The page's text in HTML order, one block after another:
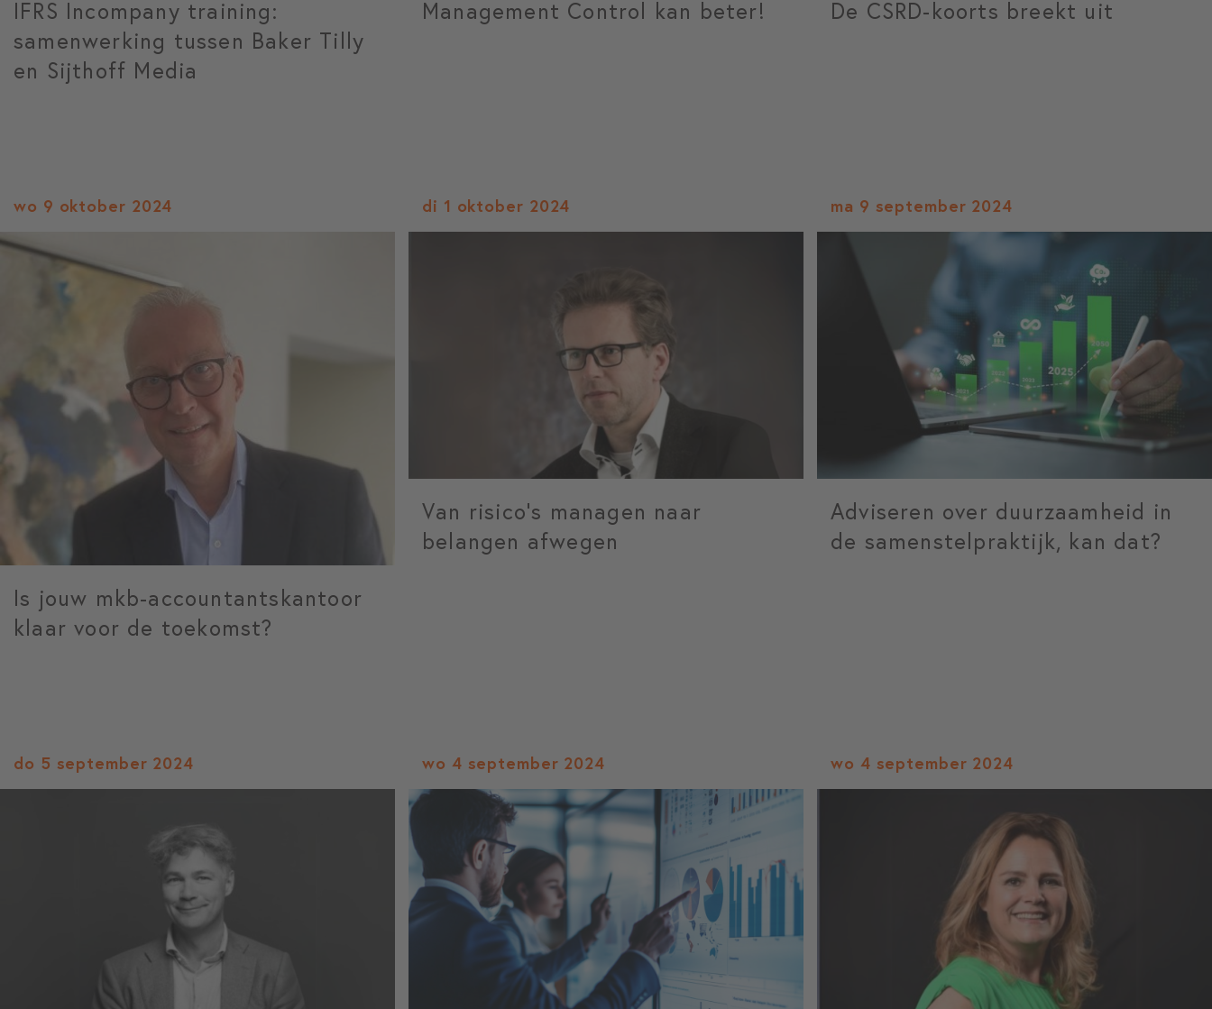
IFRS Incompany training:
samenwerking tussen Baker Tilly
en Sijthoff Media
Management Control kan beter! De CSRD-koorts breekt uit
wo 9 oktober 2024
Is jouw mkb-accountantskantoor
klaar voor de toekomst?
di 1 oktober 2024
Van risico’s managen naar
belangen afwegen
ma 9 september 2024
Adviseren over duurzaamheid in
de samenstelpraktijk, kan dat?
do 5 september 2024 wo 4 september 2024 wo 4 september 2024